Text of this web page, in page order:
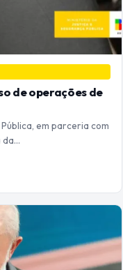
de operações de
em parceria com
da…